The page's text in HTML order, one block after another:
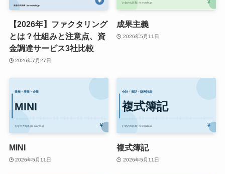
【2026年】ファクタリング
とは？仕組みと注意点、資
金調達サービス3社比較
2026年7月27日
成果主義
2026年5月11日
MINI
2026年5月11日
複式簿記
2026年5月11日